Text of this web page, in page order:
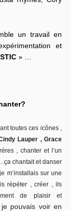
un travail en
et
» …
toutes ces icônes ,
Lauper , Grace
, chanter et l’un
chantait et danser
m’installais sur une
répéter , créer , ils
de plaisir et
pouvais voir en